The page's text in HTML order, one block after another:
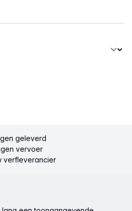
geleverd
vervoer
verfleverancier